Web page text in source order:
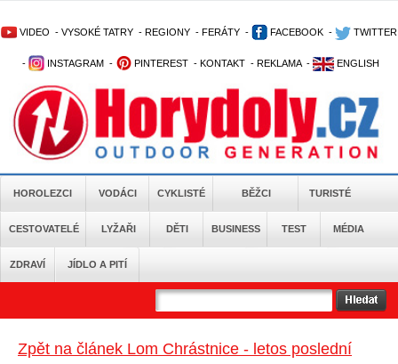
VIDEO - VYSOKÉ TATRY - REGIONY - FERÁTY - FACEBOOK - TWITTER
- INSTAGRAM - PINTEREST - KONTAKT - REKLAMA - ENGLISH
HOROLEZCI VODÁCI CYKLISTÉ BĚŽCI TURISTÉ
CESTOVATELÉ LYŽAŘI DĚTI BUSINESS TEST MÉDIA
ZDRAVÍ JÍDLO A PITÍ
Zpět na článek Lom Chrástnice - letos poslední